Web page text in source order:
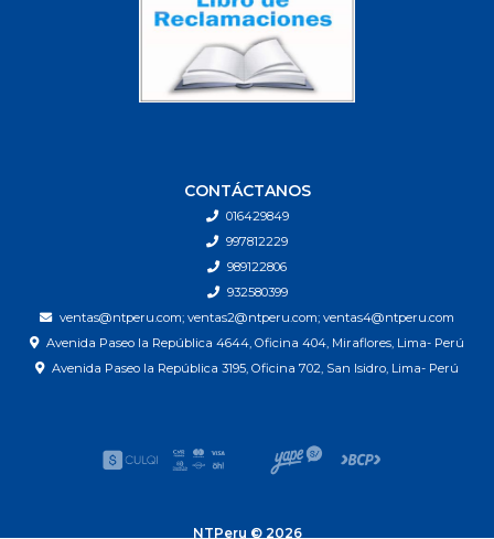
CONTÁCTANOS
016429849
997812229
989122806
932580399
ventas@ntperu.com; ventas2@ntperu.com; ventas4@ntperu.com
Avenida Paseo la República 4644, Oficina 404, Miraflores, Lima- Perú
Avenida Paseo la República 3195, Oficina 702, San Isidro, Lima- Perú
NTPeru © 2026